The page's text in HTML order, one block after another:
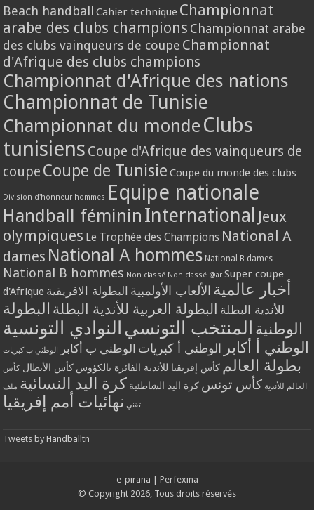
Beach handball Cahier technique Championnat
arabe des clubs champions Championnat arabe
des clubs vainqueurs de coupe Championnat
d'Afrique des clubs champions
Championnat d'Afrique des nations
Championnat de Tunisie
Championnat du monde Clubs
tunisiens Coupe d'Afrique des vainqueurs de
coupe Coupe de Tunisie Coupe du monde des clubs
Division d'honneur hommes Equipe nationale
Handball féminin International Jeux
olympiques Le Trophée des Champions National A
dames National A hommes National B dames
National B hommes Non classé Non classé @ar Super coupe
d'Afrique
أخبار عالمية الألعاب الأولمبية البطولة الافريقية
للأندية البطلة البطولة العربية للأندية البطلة البطولة
الوطنية المنتخب التونسي النوادي التونسية
الوطني أ أكابر الوطني أ كبريات الوطني ب أكابر الوطني ب كبريات
بطولة العالم كأس إفريقيا للأندية الفائزة بالكؤوس كأس الأبطال كأس
العالم للأندية كأس تونس كرة اليد الشاطئية كرة اليد النسائية ملف
تقني نهائيات أمم إفريقيا
Tweets by Handballtn
e-pirana
Perfexina
© Copyright 2026, Tous droits réservés